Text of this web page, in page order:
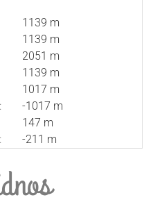
1139 m
1139 m
2051 m
1139 m
1017 m
-1017 m
147 m
-211 m